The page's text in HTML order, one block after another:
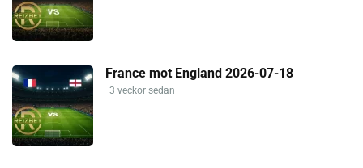
France mot England 2026-07-18
3 veckor sedan